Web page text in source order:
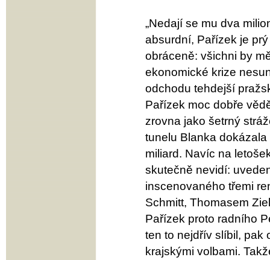
„Nedají se mu dva
absurdní, Pařízek je
obráceně: všichni by
ekonomické krize
odchodu tehdejší
Pařízek moc dobře
zrovna jako šetrný
tunelu Blanka
miliard. Navíc na
skutečně nevidí:
inscenovaného třemi
Schmitt, Thomasem
Pařízek proto radního
ten to nejdřív slíbil, pak
krajskými volbami.